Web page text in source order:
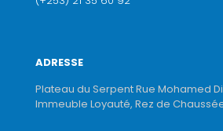
ADRESSE
Plateau du Serpent Rue Mohamed
Immeuble Loyauté, Rez de